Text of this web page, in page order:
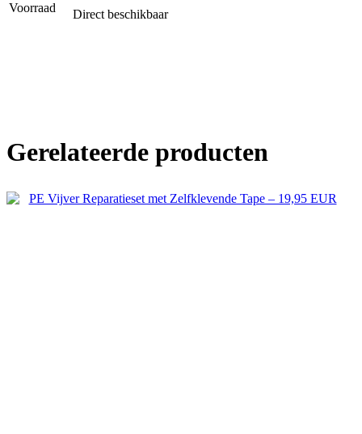
Voorraad
Direct beschikbaar
Gerelateerde producten